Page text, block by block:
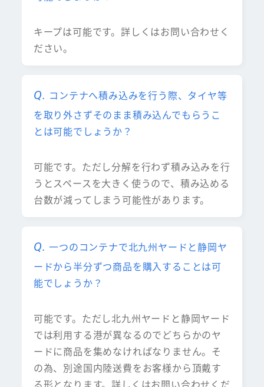
キープは可能です。詳しくはお問い合わせく
ださい。
コンテナへ積み込みを行う際、タイヤ等
を取り外さずそのまま積み込んでもらうこ
とは可能でしょうか？
可能です。ただし分解を行わず積み込みを行
うとスペースを大きく使うので、積み込める
台数が減ってしまう可能性があります。
一つのコンテナで北九州ヤードと静岡ヤ
ードから半分ずつ商品を購入することは可
能でしょうか？
可能です。ただし北九州ヤードと静岡ヤード
では利用する港が異なるのでどちらかのヤ
ードに商品を集めなければなりません。そ
の為、別途国内陸送費をお客様から頂戴す
る形となります。詳しくはお問い合わせくだ